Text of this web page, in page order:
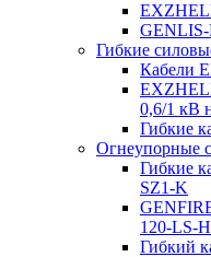
Гибкие
Кабели
0,6/1 кВ
Гибкие
Огнеупорные
Гибкие
SZ1-K
120-LS-H
Гибкий